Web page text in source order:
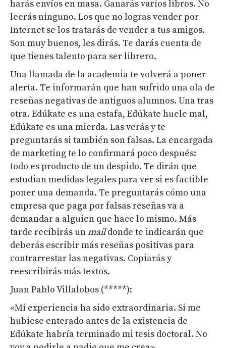
harás envíos en masa. Ganarás varios libros. No
leerás ninguno. Los que no logras vender por
Internet se los tratarás de vender a tus amigos.
Son muy buenos, les dirás. Te darás cuenta de
que tienes talento para ser librero.
Una llamada de la academia te volverá a poner
alerta. Te informarán que han sufrido una ola de
reseñas negativas de antiguos alumnos. Una tras
otra. Edúkate es una estafa, Edúkate huele mal,
Edúkate es una mierda. Las verás y te
preguntarás si también son falsas. La encargada
de marketing te lo confirmará poco después:
todo es producto de un despido. Te dirán que
estudian medidas legales para ver si es factible
poner una demanda. Te preguntarás cómo una
empresa que paga por falsas reseñas va a
demandar a alguien que hace lo mismo. Más
tarde recibirás unmaildonde te indicarán que
deberás escribir más reseñas positivas para
contrarrestar las negativas. Copiarás y
reescribirás más textos.
Juan Pablo Villalobos (*****):
«Mi experiencia ha sido extraordinaria. Si me
hubiese enterado antes de la existencia de
Edúkate habría terminado mi tesis doctoral. No